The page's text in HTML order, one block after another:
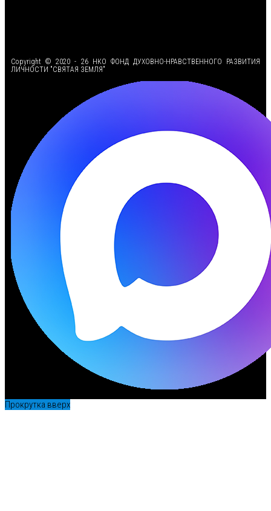
Copyright © 2020 - 26 НКО ФОНД ДУХОВНО-НРАВСТВЕННОГО РАЗВИТИЯ
ЛИЧНОСТИ "СВЯТАЯ ЗЕМЛЯ"
Прокрутка вверх